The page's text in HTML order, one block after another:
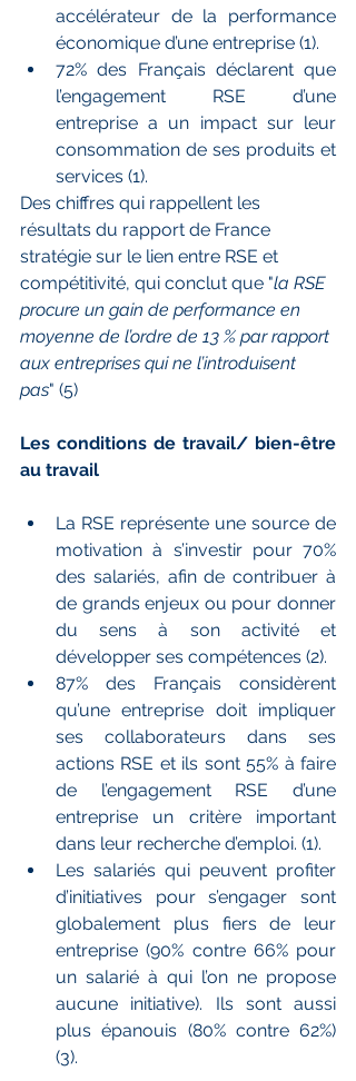
accélérateur de la performance
économique d’une entreprise (1).
72% des Français déclarent que
l’engagement RSE d’une
entreprise a un impact sur leur
consommation de ses produits et
services (1).
Des chiffres qui rappellent les
résultats du rapport de France
stratégie sur le lien entre RSE et
compétitivité, qui conclut que "la RSE
procure un gain de performance en
moyenne de l’ordre de 13 % par rapport
aux entreprises qui ne l’introduisent
pas" (5)
Les conditions de travail/ bien-être
au travail
La RSE représente une source de
motivation à s’investir pour 70%
des salariés, afin de contribuer à
de grands enjeux ou pour donner
du sens à son activité et
développer ses compétences (2).
87% des Français considèrent
qu’une entreprise doit impliquer
ses collaborateurs dans ses
actions RSE et ils sont 55% à faire
de l’engagement RSE d’une
entreprise un critère important
dans leur recherche d’emploi. (1).
Les salariés qui peuvent profiter
d’initiatives pour s’engager sont
globalement plus fiers de leur
entreprise (90% contre 66% pour
un salarié à qui l’on ne propose
aucune initiative). Ils sont aussi
plus épanouis (80% contre 62%)
(3).